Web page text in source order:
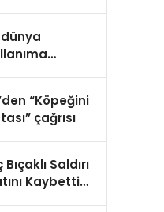
“Köpeğini
çağrısı
Saldırı
Kaybetti